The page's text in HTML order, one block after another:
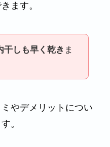
ます。
干しも早く乾き ま
やデメリットについ
。